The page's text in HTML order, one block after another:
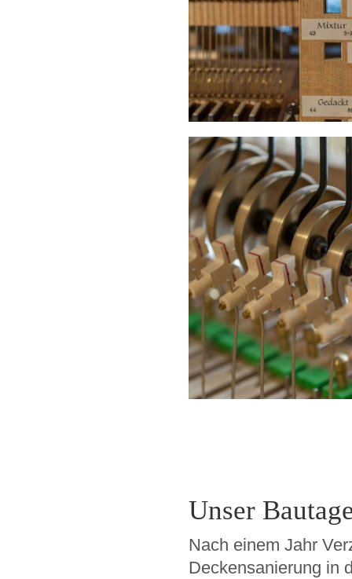
Unser
Nach einem Jahr
Deckensanierung in